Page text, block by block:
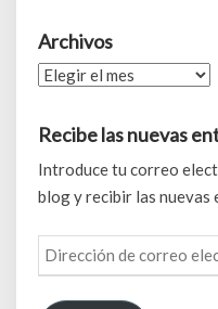
Archivos
Archivos
Recibe las nuevas
Introduce tu correo
blog y recibir las nuevas
Dirección
de
correo